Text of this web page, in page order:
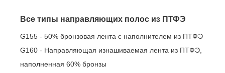
Все типы направляющих полос из ПТФЭ
G155 - 50% бронзовая лента с наполнителем из ПТФЭ
G160 - Направляющая изнашиваемая лента из ПТФЭ,
наполненная 60% бронзы